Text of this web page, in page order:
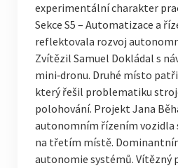
experimentální charakter
Sekce S5 – Automatizace a
reflektovala rozvoj
Zvítězil Samuel Dokládal s
mini‑dronu. Druhé místo
který řešil problematiku
polohování. Projekt Jana
autonomním řízením vozidla
na třetím místě.
autonomie systémů. Vítězný